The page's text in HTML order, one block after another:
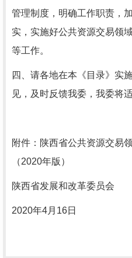
管理制度，明确工作职责，
实，实施好公共资源交易领
等工作。
四、请各地在本《目录》实
见，及时反馈我委，我委将
附件：陕西省公共资源交易
（2020年版）
陕西省发展和改革委员会
2020年4月16日